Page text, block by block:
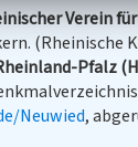
Verein
(Rheinische
Pfalz
Neuwied,